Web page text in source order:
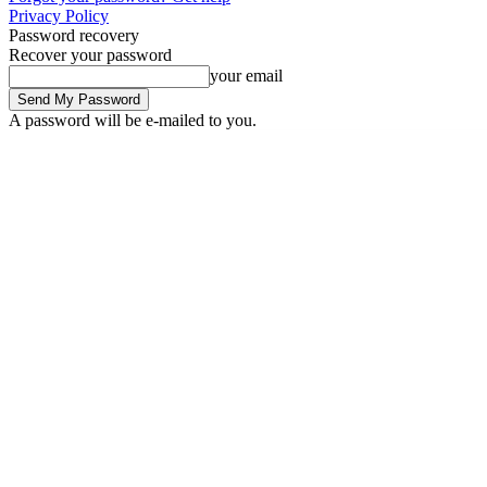
Privacy Policy
Password recovery
Recover your password
your email
A password will be e-mailed to you.